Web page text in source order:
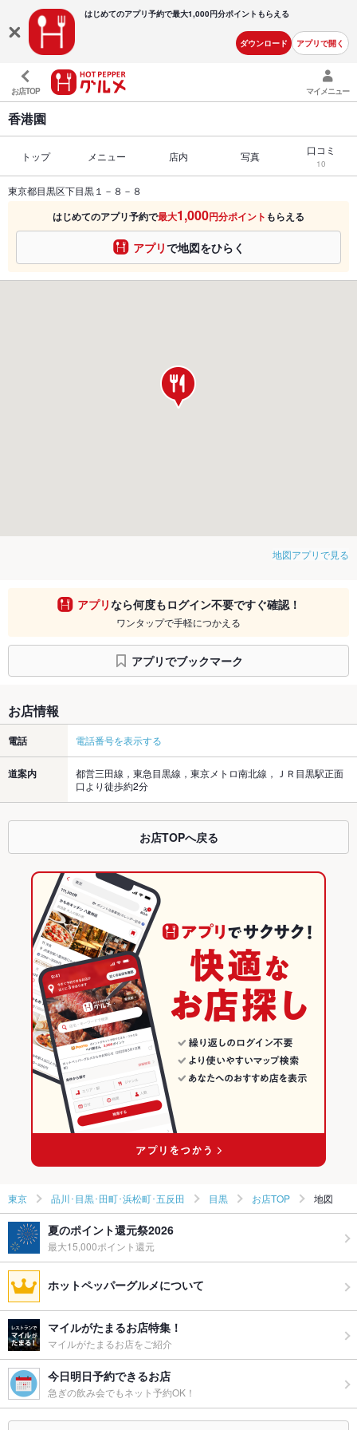
はじめてのアプリ予約で最大1,000円分ポイントもらえる
ダウンロード アプリで開く
お店TOP マイメニュー
香港園
トップ メニュー 店内 写真 口コミ
10
東京都目黒区下目黒１－８－８
はじめてのアプリ予約で最大1,000円分ポイント もらえる
アプリで地図をひらく
地図アプリで見る
アプリなら何度もログイン不要ですぐ確認！
ワンタップで手軽につかえる
アプリでブックマーク
お店情報
電話 電話番号を表示する
道案内
都営三田線，東急目黒線，東京メトロ南北線，ＪＲ目黒駅正面
口より徒歩約2分
お店TOPへ戻る
東京 品川･目黒･田町･浜松町･五反田 目黒 お店TOP 地図
夏のポイント還元祭2026
最大15,000ポイント還元
ホットペッパーグルメについて
マイルがたまるお店特集！
マイルがたまるお店をご紹介
今日明日予約できるお店
急ぎの飲み会でもネット予約OK！